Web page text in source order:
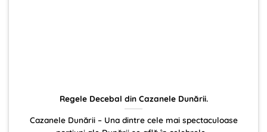
Regele Decebal din Cazanele Dunării.
Cazanele Dunării – Una dintre cele mai spectaculoase